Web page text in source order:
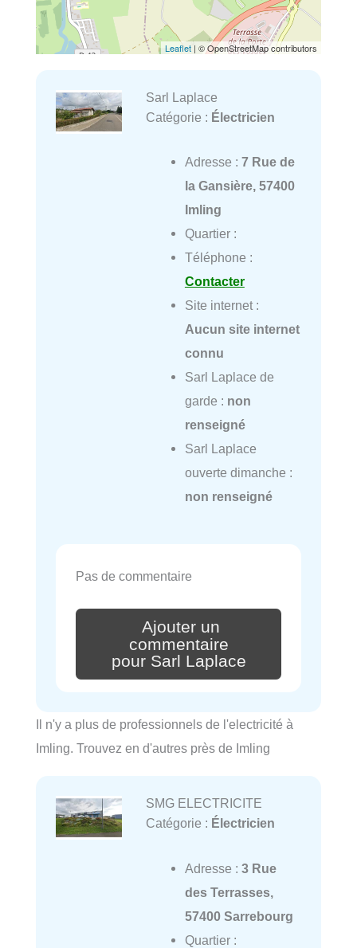
Leaflet | © OpenStreetMap contributors
Sarl Laplace
Catégorie : Électricien
Adresse : 7 Rue de
la Gansière, 57400
Imling
Quartier :
Téléphone :
Contacter
Site internet :
Aucun site internet
connu
Sarl Laplace de
garde : non
renseigné
Sarl Laplace
ouverte dimanche :
non renseigné
Pas de commentaire
Ajouter un
commentaire
pour Sarl Laplace
Il n'y a plus de professionnels de l'electricité à
Imling. Trouvez en d'autres près de Imling
SMG ELECTRICITE
Catégorie : Électricien
Adresse : 3 Rue
des Terrasses,
57400 Sarrebourg
Quartier :